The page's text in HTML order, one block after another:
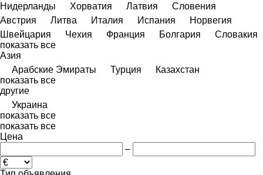
Нидерланды
Хорватия Латвия
Словения
Австрия
Литва Италия Испания
Норвегия
Швейцария
Чехия Франция Болгария
Словакия
показать все
Азия
Арабские Эмираты
Турция
Казахстан
показать все
другие
Украина
показать все
показать все
Цена
–